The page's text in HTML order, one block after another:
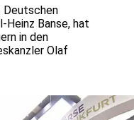
Deutschen
Heinz Banse, hat
in den
Olaf